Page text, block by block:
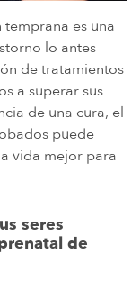
temprana es una
lo antes
de tratamientos
a superar sus
de una cura, el
puede
vida mejor para
seres
de